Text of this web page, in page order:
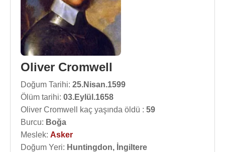
Oliver Cromwell
Doğum Tarihi: 25.Nisan.1599
Ölüm tarihi: 03.Eylül.1658
Oliver Cromwell kaç yaşında öldü : 59
Burcu: Boğa
Meslek: Asker
Doğum Yeri: Huntingdon, İngiltere